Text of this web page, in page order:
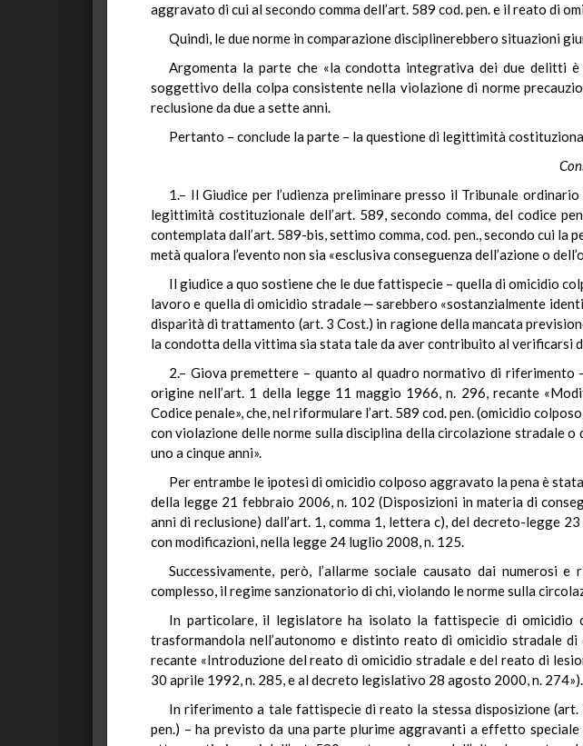
aggravato di cui al secondo comma dell’art. 589 cod. pen. e il reato di
Quindi, le due norme in comparazione disciplinerebbero situazioni
Argomenta la parte che «la condotta integrativa dei due delitti
soggettivo della colpa consistente nella violazione di norme
reclusione da due a sette anni.
Pertanto – conclude la parte – la questione di legittimità
1.– Il Giudice per l’udienza preliminare presso il Tribunale
legittimità costituzionale dell’art. 589, secondo comma, del codice
contemplata dall’art. 589-bis, settimo comma, cod. pen., secondo cui
metà qualora l’evento non sia «esclusiva conseguenza dell’azione o
Il giudice a quo sostiene che le due fattispecie – quella di omicidio
lavoro e quella di omicidio stradale ‒ sarebbero «sostanzialmente
disparità di trattamento (art. 3 Cost.) in ragione della mancata
la condotta della vittima sia stata tale da aver contribuito al verificarsi
2.– Giova premettere – quanto al quadro normativo di
origine nell’art. 1 della legge 11 maggio 1966, n. 296, recante
Codice penale», che, nel riformulare l’art. 589 cod. pen. (omicidio
con violazione delle norme sulla disciplina della circolazione stradale
uno a cinque anni».
Per entrambe le ipotesi di omicidio colposo aggravato la pena è
della legge 21 febbraio 2006, n. 102 (Disposizioni in materia di
anni di reclusione) dall’art. 1, comma 1, lettera c), del decreto-legge
con modificazioni, nella legge 24 luglio 2008, n. 125.
Successivamente, però, l’allarme sociale causato dai
complesso, il regime sanzionatorio di chi, violando le norme sulla
In particolare, il legislatore ha isolato la fattispecie di omicidio
trasformandola nell’autonomo e distinto reato di omicidio stradale
recante «Introduzione del reato di omicidio stradale e del reato di
30 aprile 1992, n. 285, e al decreto legislativo 28 agosto 2000, n. 274»).
In riferimento a tale fattispecie di reato la stessa disposizione
pen.) – ha previsto da una parte plurime aggravanti a effetto